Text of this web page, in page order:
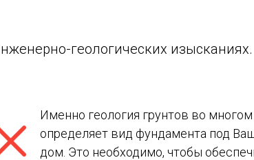
геологических изысканиях.
Именно геология грунтов во многом
определяет вид фундамента под
дом. Это необходимо, чтобы